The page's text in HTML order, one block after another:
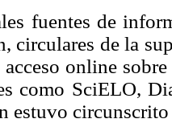
fuentes de
circulares de la
acceso online
como SciELO,
estuvo